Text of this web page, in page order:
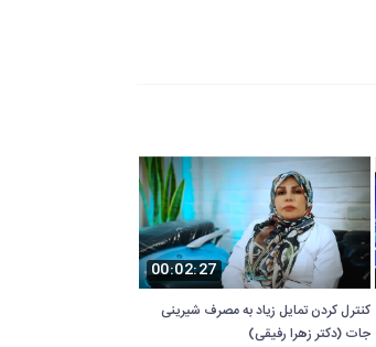
00:02:27
کنترل کردن تمایل زیاد به مصرف شیرینی
جات (دکتر زهرا رفیقی)